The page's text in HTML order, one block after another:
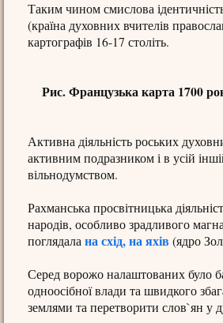
Таким чином смислова
(країна духовних вчителів
картографів 16-17 століть.
Рис. Французька карта 1700
Активна діяльність роських
активним подразником і в усій
вільнодумством.
Рахманська просвітницька
народів, особливо зрадливого
поглядала на схід, на яхів (ядро
Серед ворожо налаштованих було
одноосібної влади та швидкого
землями та перетворити слов`ян у